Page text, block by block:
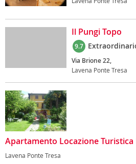
Il Pungi Topo
9.7
Via Brione 22,
Lavena Ponte Tresa
Apartamento Locazione
Lavena Ponte Tresa